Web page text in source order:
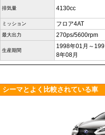
排気量 4130cc
ミッション フロア4AT
最大出力 270ps/5600rpm
生産期間
1998年01月～199
8年08月
シーマとよく比較されている車